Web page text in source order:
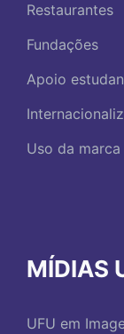
Restaurantes
Fundações
Apoio
Uso da marca
MÍDIAS
UFU em